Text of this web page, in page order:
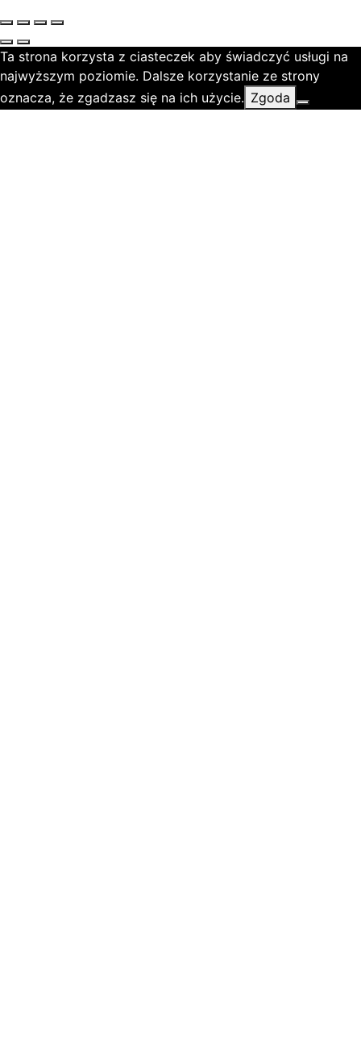
Ta strona korzysta z ciasteczek aby świadczyć usługi na
najwyższym poziomie. Dalsze korzystanie ze strony
oznacza, że zgadzasz się na ich użycie. Zgoda